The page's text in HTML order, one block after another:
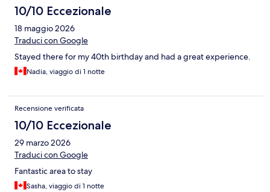
10/10 Eccezionale
18 maggio 2026
Traduci con Google
Stayed there for my 40th birthday and had a great experience.
Nadia, viaggio di 1 notte
Recensione verificata
10/10 Eccezionale
29 marzo 2026
Traduci con Google
Fantastic area to stay
Sasha, viaggio di 1 notte